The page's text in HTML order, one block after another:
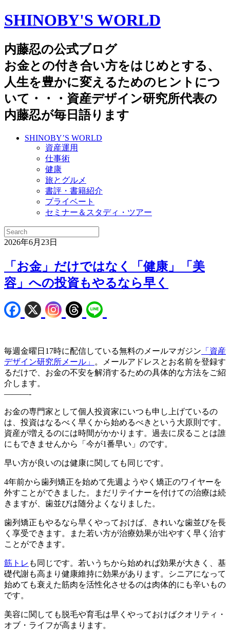
SHINOBY'S WORLD
内藤忍の公式ブログ
お金との付き合い方をはじめとする、
人生を豊かに変えるためのヒントにつ
いて・・・資産デザイン研究所代表の
内藤忍が毎日語ります
SHINOBY’S WORLD
資産運用
仕事術
健康
旅とグルメ
書評・書籍紹介
プライベート
セミナー＆スタディ・ツアー
2026年6月23日
「お金」だけではなく「健康」「美
容」への投資もやるなら早く
毎週金曜日17時に配信している無料のメールマガジン 「資産
デザイン研究所メール」
。メールアドレスとお名前を登録す
るだけで、お金の不安を解消するための具体的な方法をご紹
介します。
———-
お金の専門家として個人投資家にいつも申し上げているの
は、投資はなるべく早くから始めるべきという大原則です。
資産が増えるのには時間がかかります。過去に戻ることは誰
にもできませんから「今が1番早い」のです。
早い方が良いのは健康に関しても同じです。
4年前から歯列矯正を始めて先週ようやく矯正のワイヤーを
外すことができました。まだリテイナーを付けての治療は続
きますが、歯並びは随分よくなりました。
歯列矯正もやるなら早くやっておけば、きれいな歯並びを長
く享受できます。また若い方が治療効果が出やすく早く治す
ことができます。
筋トレ も同じです。若いうちから始めれば効果が大きく、基
礎代謝も高まり健康維持に効果があります。シニアになって
始めても衰えた筋肉を活性化させるのは肉体的にも辛いもの
です。
美容に関しても脱毛や育毛は早くやっておけばクオリティ・
オブ・ライフが高まります。